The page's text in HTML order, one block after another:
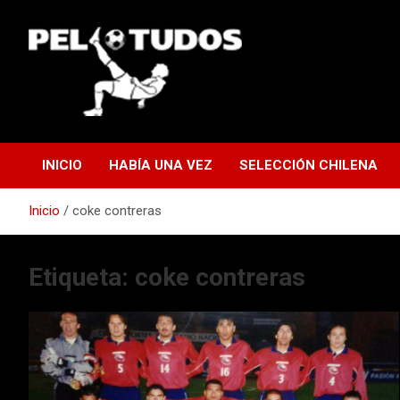
contenido
INICIO HABÍA UNA VEZ SELECCIÓN CHILENA
Inicio coke contreras
Etiqueta: coke contreras